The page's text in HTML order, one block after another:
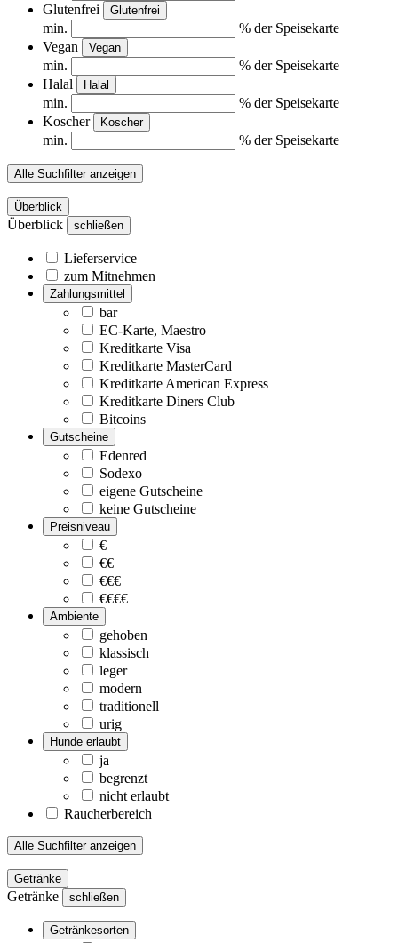
Glutenfrei
Glutenfrei
min.
% der Speisekarte
Vegan
Vegan
min.
% der Speisekarte
Halal
Halal
min.
% der Speisekarte
Koscher
Koscher
min. % der Speisekarte
Alle Suchfilter anzeigen
Überblick
Überblick schließen
Lieferservice
zum Mitnehmen
Zahlungsmittel
bar
EC-Karte, Maestro
Kreditkarte Visa
Kreditkarte MasterCard
Kreditkarte American Express
Kreditkarte Diners Club
Bitcoins
Gutscheine
Edenred
Sodexo
eigene Gutscheine
keine Gutscheine
Preisniveau
€
€€
€€€
€€€€
Ambiente
gehoben
klassisch
leger
modern
traditionell
urig
Hunde erlaubt
ja
begrenzt
nicht erlaubt
Raucherbereich
Alle Suchfilter anzeigen
Getränke
Getränke schließen
Getränkesorten